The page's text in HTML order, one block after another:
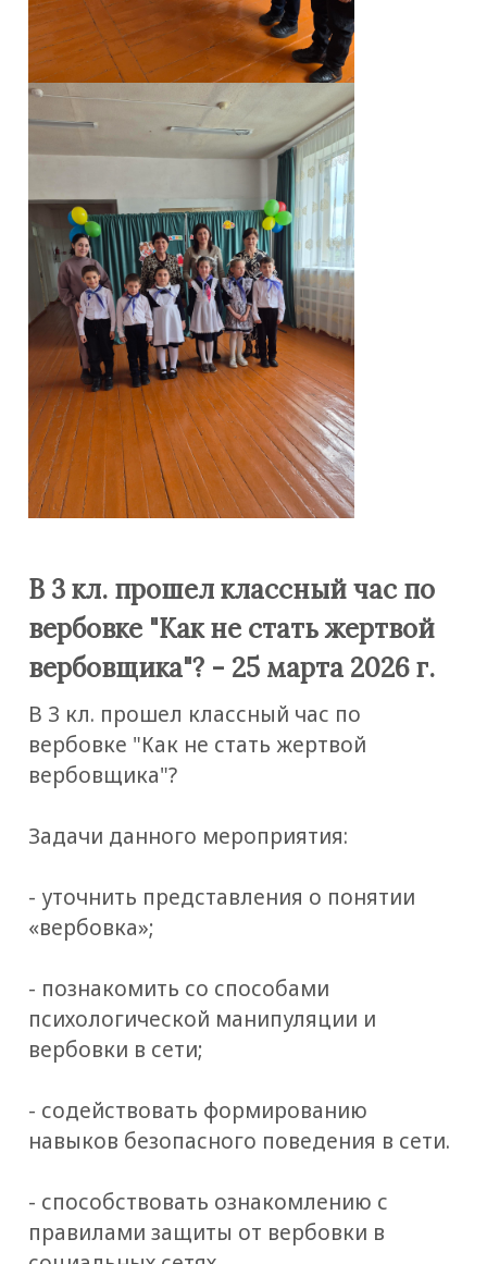
В 3 кл. прошел классный час по
вербовке "Как не стать жертвой
вербовщика"? - 25 марта 2026 г.
В 3 кл. прошел классный час по
вербовке "Как не стать жертвой
вербовщика"?
Задачи данного мероприятия:
- уточнить представления о понятии
«вербовка»;
- познакомить со способами
психологической манипуляции и
вербовки в сети;
- содействовать формированию
навыков безопасного поведения в сети.
- способствовать ознакомлению с
правилами защиты от вербовки в